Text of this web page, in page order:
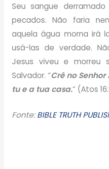
Seu sangue
pecados. Não faria
aquela água morna irá
usá-las de verdade.
Jesus viveu e morreu
Salvador. “Crê no Senhor
tu e a tua casa.” (Atos
Fonte:BIBLE TRUTH